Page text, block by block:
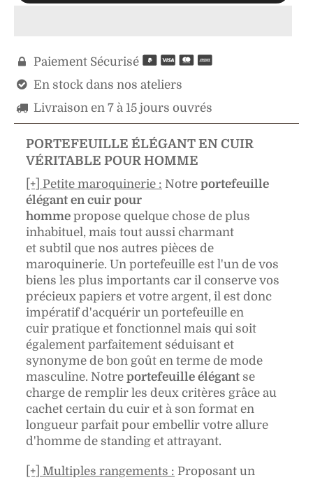
 Paiement Sécurisé
 En stock dans nos ateliers
 Livraison en 7 à 15 jours ouvrés
PORTEFEUILLE ÉLÉGANT EN CUIR
VÉRITABLE POUR HOMME
[+] Petite maroquinerie : Notre portefeuille
élégant en cuir pour
homme propose quelque chose de plus
inhabituel, mais tout aussi charmant
et subtil que nos autres pièces de
maroquinerie. Un portefeuille est l'un de vos
biens les plus importants car il conserve vos
précieux papiers et votre argent, il est donc
impératif d'acquérir un portefeuille en
cuir pratique et fonctionnel mais qui soit
également parfaitement séduisant et
synonyme de bon goût en terme de mode
masculine. Notre portefeuille élégant se
charge de remplir les deux critères grâce au
cachet certain du cuir et à son format en
longueur parfait pour embellir votre allure
d'homme de standing et attrayant.
[+] Multiples rangements : Proposant un